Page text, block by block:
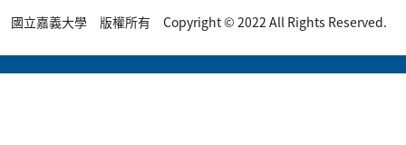
國立嘉義大學 版權所有 Copyright © 2022 All Rights Reserved.